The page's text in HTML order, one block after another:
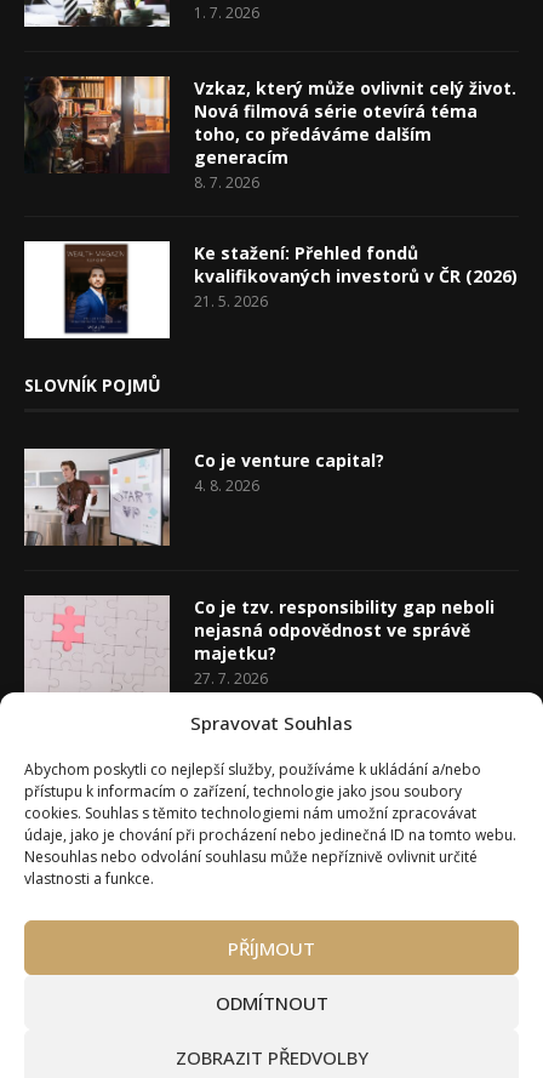
Spravovat Souhlas
Abychom poskytli co nejlepší služby, používáme k ukládání a/nebo
přístupu k informacím o zařízení, technologie jako jsou soubory
cookies. Souhlas s těmito technologiemi nám umožní zpracovávat
údaje, jako je chování při procházení nebo jedinečná ID na tomto webu.
Nesouhlas nebo odvolání souhlasu může nepříznivě ovlivnit určité
vlastnosti a funkce.
PŘÍJMOUT
ODMÍTNOUT
ZOBRAZIT PŘEDVOLBY
1. 7. 2026
Vzkaz, který může ovlivnit celý život.
Nová filmová série otevírá téma
toho, co předáváme dalším
generacím
8. 7. 2026
Ke stažení: Přehled fondů
kvalifikovaných investorů v ČR (2026)
21. 5. 2026
SLOVNÍK POJMŮ
Co je venture capital?
4. 8. 2026
Co je tzv. responsibility gap neboli
nejasná odpovědnost ve správě
majetku?
27. 7. 2026
20. 7. 2026
O Wealth Magazínu Můj účet
Kontakty
Máte zájem o spolupráci?
Pravidla používání webu wmag.cz
Ke stažení (partneři a autoři)